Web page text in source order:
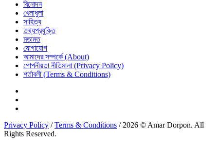
বিনোদন
খেলাধুলা
সাহিত্য
তথ্যপ্রযুক্তি
মতামত
যোগাযোগ
আমাদের সম্পর্কে (About)
গোপনীয়তা নীতিমালা (Privacy Policy)
শর্তাবলী (Terms & Conditions)
Privacy Policy /Terms & Conditions / 2026 © Amar Dorpon. All
Rights Reserved.